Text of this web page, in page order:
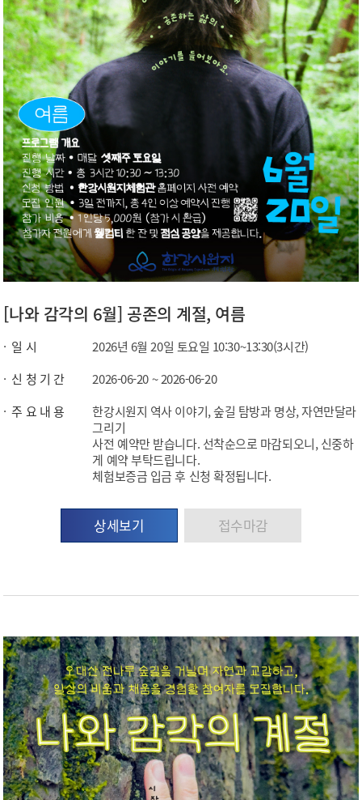
[나와 감각의 6월] 공존의 계절, 여름
일 시
2026년 6월 20일 토요일 10:30~13:30(3시간)
신 청 기 간
2026-06-20 ~ 2026-06-20
주 요 내 용
한강시원지 역사 이야기, 숲길 탐방과 명상, 자연만달라
그리기
사전 예약만 받습니다. 선착순으로 마감되오니, 신중하
게 예약 부탁드립니다.
체험보증금 입금 후 신청 확정됩니다.
상세보기